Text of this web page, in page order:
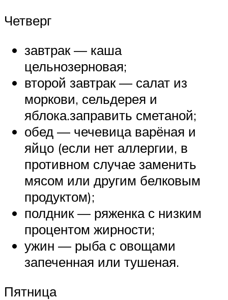
Четверг
завтрак — каша
цельнозерновая;
второй завтрак — салат из
моркови, сельдерея и
яблока.заправить сметаной;
обед — чечевица варёная и
яйцо (если нет аллергии, в
противном случае заменить
мясом или другим белковым
продуктом);
полдник — ряженка с низким
процентом жирности;
ужин — рыба с овощами
запеченная или тушеная.
Пятница